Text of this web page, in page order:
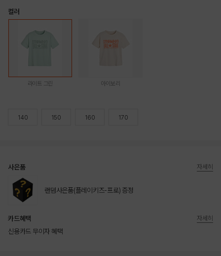
컬러
라이트 그린 아이보리
140 150 160 170
사은품
랜덤사은품(플레이키즈-프로) 증정
자세히
카드혜택
신용카드 무이자 혜택
자세히